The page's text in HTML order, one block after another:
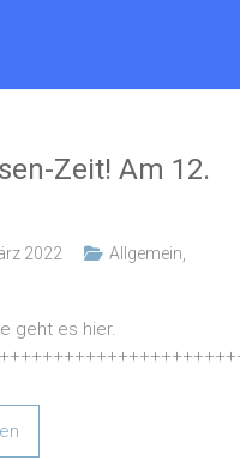
Zeit! Am 12.
2022 Allgemein
geht es hier.